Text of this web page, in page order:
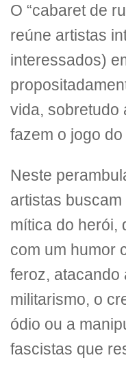
O “cabaret de
reúne artistas
interessados)
vida, sobretudo
fazem o jogo
Neste
artistas
mítica do herói,
com um humor
feroz, atacando
militarismo, o
ódio ou a
fascistas que